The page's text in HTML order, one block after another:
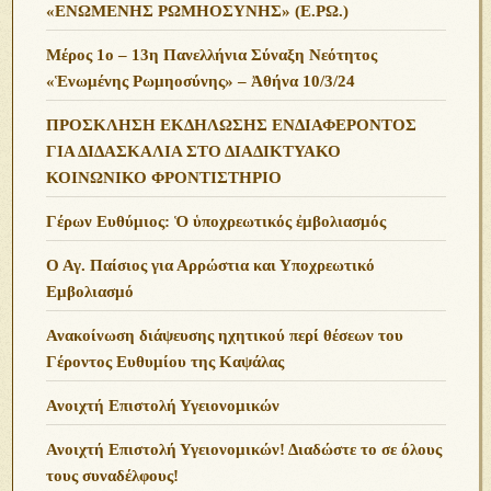
«ΕΝΩΜΕΝΗΣ ΡΩΜΗΟΣΥΝΗΣ» (Ε.ΡΩ.)
Μέρος 1ο – 13η Πανελλήνια Σύναξη Νεότητος
«Ἑνωμένης Ρωμηοσύνης» – Ἀθήνα 10/3/24
ΠΡΟΣΚΛΗΣΗ ΕΚΔΗΛΩΣΗΣ ΕΝΔΙΑΦΕΡΟΝΤΟΣ
ΓΙΑ ΔΙΔΑΣΚΑΛΙΑ ΣΤΟ ΔΙΑΔΙΚΤΥΑΚΟ
ΚΟΙΝΩΝΙΚΟ ΦΡΟΝΤΙΣΤΗΡΙΟ
Γέρων Ευθύμιος: Ὁ ὑποχρεωτικός ἐμβολιασμός
Ο Αγ. Παίσιος για Αρρώστια και Υποχρεωτικό
Εμβολιασμό
Ανακοίνωση διάψευσης ηχητικού περί θέσεων του
Γέροντος Ευθυμίου της Καψάλας
Ανοιχτή Επιστολή Υγειονομικών
Ανοιχτή Επιστολή Υγειονομικών! Διαδώστε το σε όλους
τους συναδέλφους!